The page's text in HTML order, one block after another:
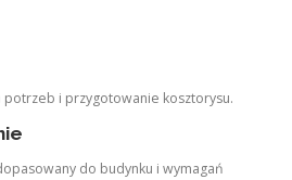
potrzeb i przygotowanie kosztorysu.
do budynku i wymagań